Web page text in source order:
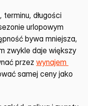
długości
urlopowym
bywa mniejsza,
zwykle daje większy
przez wynajem
samej ceny jako